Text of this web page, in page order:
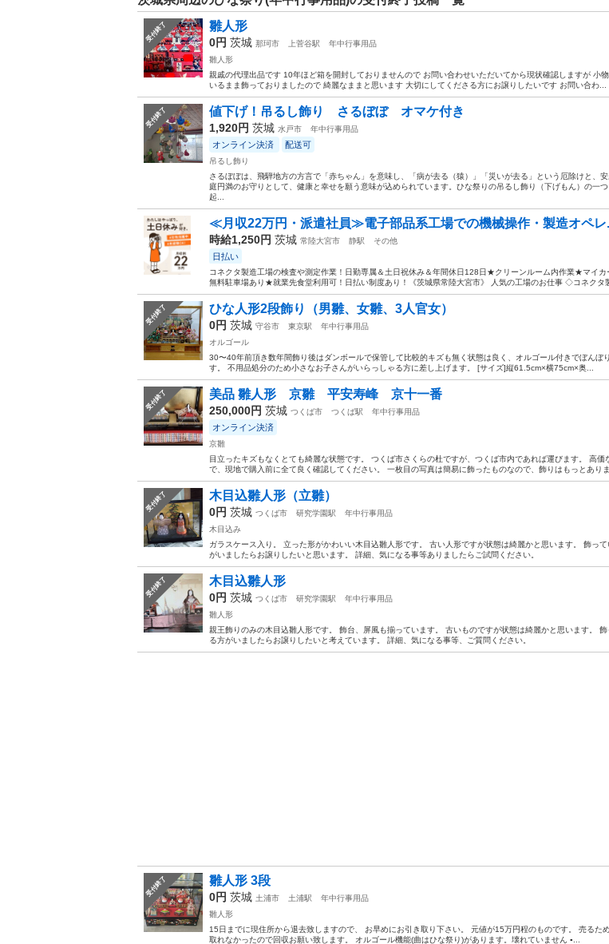
受付終了 雛人形
0円 茨城 那珂市 上菅谷駅
年中行事用品
雛人形
親戚の代理出品です 10年ほど箱を開封しておりませんので お問い合わせいただいてから現状確認しますが 小
いるまま飾っておりましたので 綺麗なままと思います 大切にしてくださる方にお譲りしたいです お問い合わ...
受付終了 値下げ！吊るし飾り さるぼぼ オマケ付き
1,920円 茨城 水戸市 年中行事用品
オンライン決済 配送可
吊るし飾り
さるぼぼは、飛騨地方の方言で「赤ちゃん」を意味し、「病が去る（猿）」「災いが去る」という厄除けと、
庭円満のお守りとして、健康と幸せを願う意味が込められています。ひな祭りの吊るし飾り（下げもん）の一
起...
≪月収22万円・派遣社員≫電子部品系工場での機械操作・製造オペレ
時給1,250円 茨城 常陸大宮市 静駅 その他
日払い
コネクタ製造工場の検査や測定作業！日勤専属＆土日祝休み＆年間休日128日★クリーンルーム内作業★マイカ
無料駐車場あり★就業先食堂利用可！日払い制度あり！《茨城県常陸大宮市》 人気の工場のお仕事 ◇コネクタ
受付終了 ひな人形2段飾り（男雛、女雛、3人官女）
0円 茨城 守谷市 東京駅
年中行事用品
オルゴール
30〜40年前頂き数年間飾り後はダンボールで保管して比較的キズも無く状態は良く、オルゴール付きでぼんぼ
す。 不用品処分のため小さなお子さんがいらっしゃる方に差し上げます。 [サイズ]縦61.5cm×横75cm×奥...
受付終了 美品 雛人形 京雛 平安寿峰 京十一番
250,000円 茨城 つくば市 つくば駅 年中行事用品
オンライン決済
京雛
目立ったキズもなくとても綺麗な状態です。 つくば市さくらの杜ですが、つくば市内であれば運びます。 高価
で、現地で購入前に全て良く確認してください。 一枚目の写真は簡易に飾ったものなので、飾りはもっとあり
受付終了 木目込雛人形（立雛）
0円 茨城 つくば市 研究学園駅
年中行事用品
木目込み
ガラスケース入り。 立った形がかわいい木目込雛人形です。 古い人形ですが状態は綺麗かと思います。 飾っ
がいましたらお譲りしたいと思います。 詳細、気になる事等ありましたらご試問ください。
受付終了 木目込雛人形
0円 茨城 つくば市 研究学園駅
年中行事用品
雛人形
親王飾りのみの木目込雛人形です。 飾台、屏風も揃っています。 古いものですが状態は綺麗かと思います。 飾
る方がいましたらお譲りしたいと考えています。 詳細、気になる事等、ご質問ください。
受付終了 雛人形 3段
0円 茨城 土浦市 土浦駅
年中行事用品
雛人形
15日までに現住所から退去致しますので、 お早めにお引き取り下さい。 元値が15万円程のものです。 売るた
取れなかったので回収お願い致します。 オルゴール機能(曲はひな祭り)があります。壊れていません ▪...